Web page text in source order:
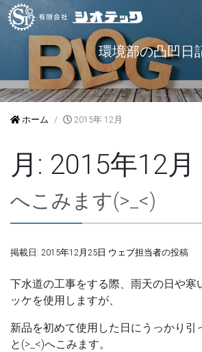
環境部の凸凹日
ホーム 2015年 12月
月: 2015年12月
へこみます(>_<)
掲載日: 2015年12月25日 ウェブ担当者の投稿
下水道の工事をする際、雨天の日や寒
ッケを使用しますが、
新品を初めて使用した日にうっかり引
と(>_<)へこみます。